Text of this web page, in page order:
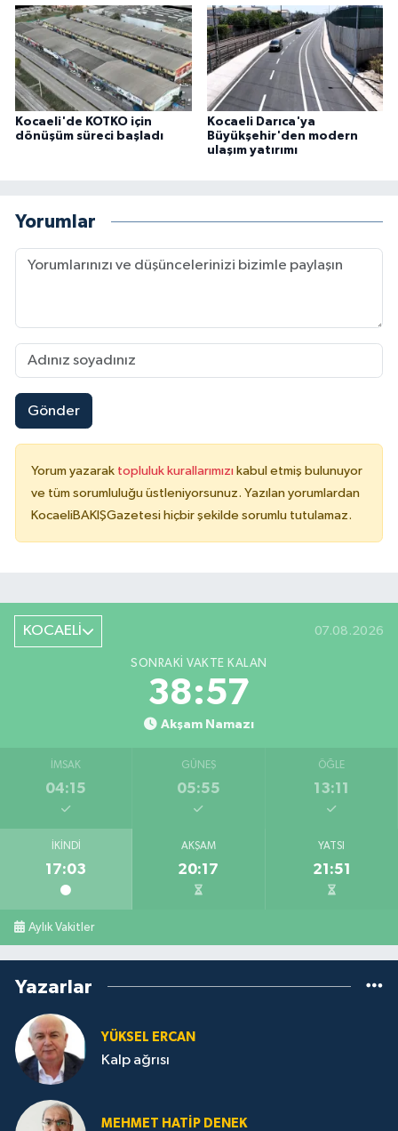
Kocaeli'de KOTKO için
dönüşüm süreci başladı
Kocaeli Darıca'ya
Büyükşehir'den modern
ulaşım yatırımı
Yorumlar
Gönder
Yorum yazarak topluluk kurallarımızı kabul etmiş bulunuyor
ve tüm sorumluluğu üstleniyorsunuz. Yazılan yorumlardan
KocaeliBAKIŞGazetesi hiçbir şekilde sorumlu tutulamaz.
KOCAELİ 07.08.2026
SONRAKI VAKTE KALAN
38:57
Akşam Namazı
İMSAK
04:15
GÜNEŞ
05:55
ÖĞLE
13:11
İKINDI
17:03
AKŞAM
20:17
YATSI
21:51
Aylık Vakitler
Yazarlar
YÜKSEL ERCAN
Kalp ağrısı
MEHMET HATİP DENEK